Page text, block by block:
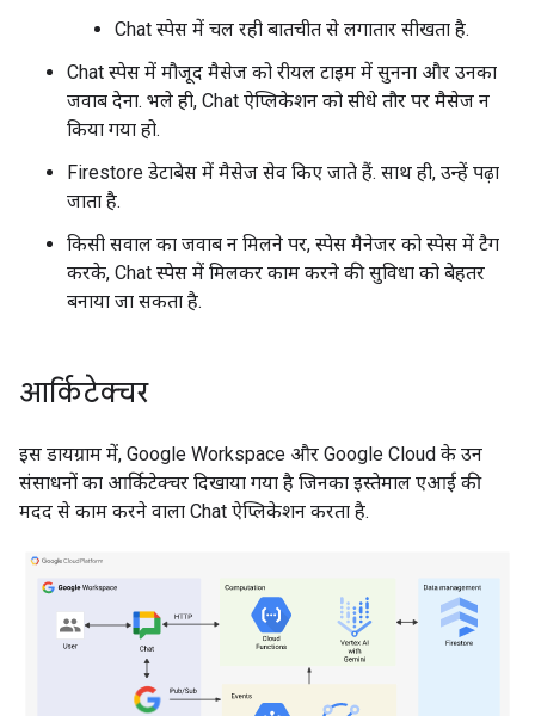
Chat स्पेस में चल रही बातचीत से लगातार सीखता है.
Chat स्पेस में मौजूद मैसेज को रीयल टाइम में सुनना और उनका
जवाब देना. भले ही, Chat ऐप्लिकेशन को सीधे तौर पर मैसेज न
किया गया हो.
Firestore डेटाबेस में मैसेज सेव किए जाते हैं. साथ ही, उन्हें पढ़ा
जाता है.
किसी सवाल का जवाब न मिलने पर, स्पेस मैनेजर को स्पेस में टैग
करके, Chat स्पेस में मिलकर काम करने की सुविधा को बेहतर
बनाया जा सकता है.
आर्किटेक्चर
इस डायग्राम में, Google Workspace और Google Cloud के उन
संसाधनों का आर्किटेक्चर दिखाया गया है जिनका इस्तेमाल एआई की
मदद से काम करने वाला Chat ऐप्लिकेशन करता है.